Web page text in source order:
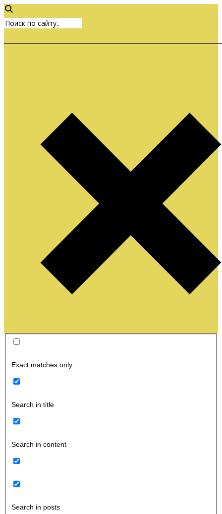
Exact matches only
Search in title
Search in content
Search in posts